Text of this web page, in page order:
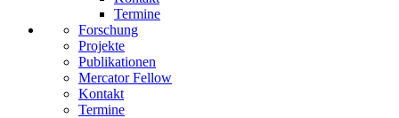
Termine
Forschung
Projekte
Publikationen
Mercator Fellow
Kontakt
Termine